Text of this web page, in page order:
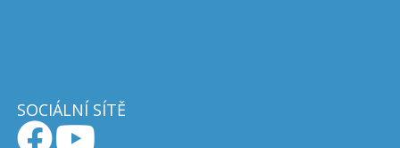
SOCIÁLNÍ SÍTĚ